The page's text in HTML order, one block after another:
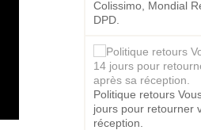
Colissimo, Mondial
DPD.
Politique retours
jours pour retourner
réception.